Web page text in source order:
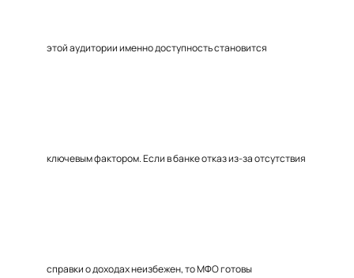
этой аудитории именно доступность становится
ключевым фактором. Если в банке отказ из-за отсутствия
справки о доходах неизбежен, то МФО готовы